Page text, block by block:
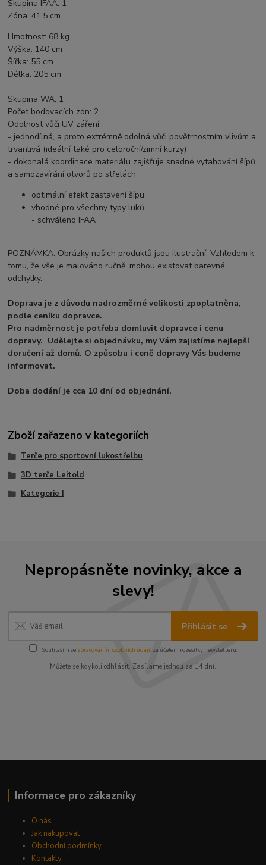
Skupina IFAA: 1
Zóna: 41.5 cm
Hmotnost: 68 kg
Výška: 140 cm
Šířka: 55 cm
Délka: 205 cm
Skupina WA: 1
Počet bodovacích zón: 2
Odolnost vůči UV záření
- jednodílná, a proto extrémně odolná vůči povětrnostním vlivům a
trvanlivá (ideální také pro celoroční/zimní kurzy)
- dokonalá koordinace materiálu zajišťuje snadné vytahování šípů
a samozavírání otvorů po střelách
optimální efekt zastavení šípu
vhodné pro všechny typy luků
- schváleno IFAA
POZNÁMKA: Obrázky našich produktů jsou ilustrační. Vzhledem k
tomu, že vše je malováno ručně, mohou existovat barevné
odchylky.
Doprava je z důvodu nadrozměrné velikosti zpoplatněna,
podle ceníku dopravce.
Pro nadměrnost je potřeba domluvit dopravce i cenu
dopravy. Udělejte si objednávku, my Vám zajistíme nejlepší
doručení až domů. O způsobu i ceně dopravy Vás budeme
informovat.
Doba dodání je cca 10 dní od objednání.
Zboží zařazeno v kategoriích
Terče pro sportovní lukostřelbu
3D terče Leitold
Kategorie I
Nepropásněte novinky, akce a
slevy!
Přihlásit se
Souhlasím se zpracováním osobních údajůza účelem rozesílky newsletteru.
Můžete se kdykoli odhlásit. Zasíláme jednou za 14 dní.
Informace pro zákazníky
O nás
Jak nakupovat
Obchodní podmínky
Kontakty